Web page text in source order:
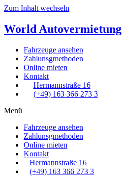
Zum Inhalt wechseln
World Autovermietung
Fahrzeuge ansehen
Zahlunsgmethoden
Online mieten
Kontakt
Hermannstraße 16
(+49) 163 366 273 3
Menü
Fahrzeuge ansehen
Zahlunsgmethoden
Online mieten
Kontakt
Hermannstraße 16
(+49) 163 366 273 3